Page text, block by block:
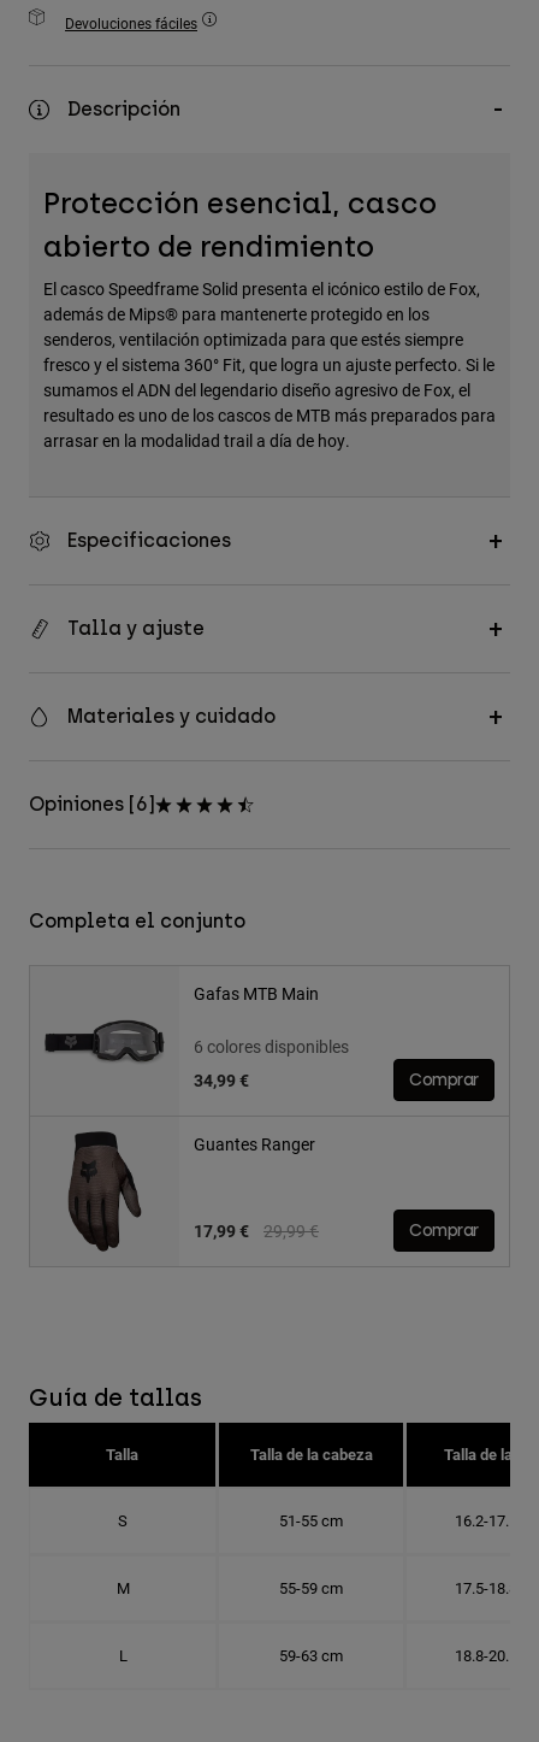
Accesorios
Bolsas y Mochilas
Devoluciones fáciles
Descripción
Protección esencial, casco
abierto de rendimiento
El casco Speedframe Solid presenta el icónico estilo de Fox,
además de Mips® para mantenerte protegido en los
senderos, ventilación optimizada para que estés siempre
fresco y el sistema 360° Fit, que logra un ajuste perfecto. Si le
sumamos el ADN del legendario diseño agresivo de Fox, el
resultado es uno de los cascos de MTB más preparados para
arrasar en la modalidad trail a día de hoy.
Especificaciones
Talla y ajuste
Materiales y cuidado
Opiniones [6]
Completa el conjunto
Gafas MTB Main
6 colores disponibles
34,99 €
Comprar
Guantes Ranger
Price reduced from
29,99 €to
17,99 € Comprar
Guía de tallas
Talla Talla de la cabeza Talla de la
S 51-55 cm 16.2-17.5
M 55-59 cm 17.5-18.8
L 59-63 cm 18.8-20.1